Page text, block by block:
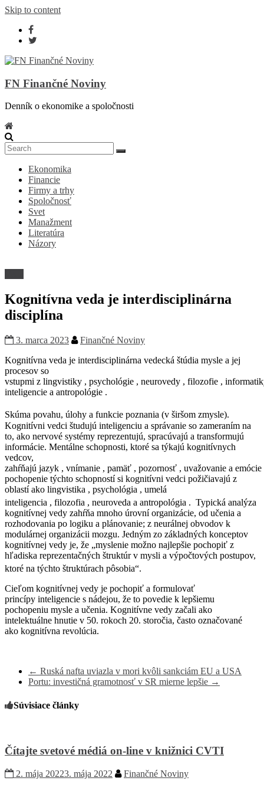
Skip to content
FN Finančné Noviny
Denník o ekonomike a spoločnosti
Ekonomika
Financie
Firmy a trhy
Spoločnosť
Svet
Manažment
Literatúra
Názory
Kognitívna veda je interdisciplinárna
disciplína
3. marca 2023
Finančné Noviny
Kognitívna veda je interdisciplinárna vedecká štúdia mysle a jej
procesov so
vstupmi z lingvistiky , psychológie , neurovedy , filozofie ,
inteligencie a antropológie .
Skúma povahu, úlohy a funkcie poznania (v širšom zmysle).
Kognitívni vedci študujú inteligenciu a správanie so zameraním na
to, ako nervové systémy reprezentujú, spracúvajú a transformujú
informácie. Mentálne schopnosti, ktoré sa týkajú kognitívnych
vedcov,
zahŕňajú jazyk , vnímanie , pamäť , pozornosť , uvažovanie a emócie
pochopenie týchto schopností si kognitívni vedci požičiavajú z
oblastí ako lingvistika , psychológia , umelá
inteligencia , filozofia , neuroveda a antropológia . Typická analýza
kognitívnej vedy zahŕňa mnoho úrovní organizácie, od učenia a
rozhodovania po logiku a plánovanie; z neurálnej obvodov k
modulárnej organizácii mozgu. Jedným zo základných konceptov
kognitívnej vedy je, že „myslenie možno najlepšie pochopiť z
hľadiska reprezentačných štruktúr v mysli a výpočtových postupov,
ktoré na týchto štruktúrach pôsobia“.
Cieľom kognitívnej vedy je pochopiť a formulovať
princípy inteligencie s nádejou, že to povedie k lepšiemu
pochopeniu mysle a učenia. Kognitívne vedy začali ako
intelektuálne hnutie v 50. rokoch 20. storočia, často označované
ako kognitívna revolúcia.
← Ruská nafta uviazla v mori kvôli sankciám EU a USA
Portu: investičná gramotnosť v SR mierne lepšie →
Súvisiace články
Čítajte svetové médiá on-line v knižnici CVTI
2. mája 20223. mája 2022 Finančné Noviny